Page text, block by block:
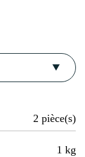
2 pièce(s)
1 kg